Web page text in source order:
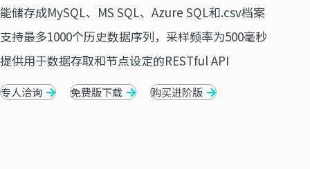
能储存成MySQL、MS SQL、Azure SQL和.csv档案
支持最多1000个历史数据序列，采样频率为500毫秒
提供用于数据存取和节点设定的RESTful API
专人洽询 免费版下载 购买进阶版